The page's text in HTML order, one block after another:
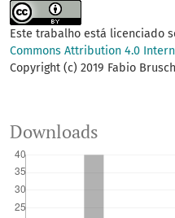
Este trabalho está licenciado
Commons Attribution 4.0
Copyright (c) 2019 Fabio
Downloads